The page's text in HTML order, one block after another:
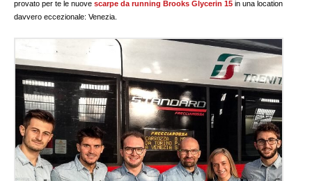
provato per te le nuove scarpe da running Brooks Glycerin 15 in una location
davvero eccezionale: Venezia.